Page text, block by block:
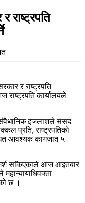
राष्ट्रपति
र राष्ट्रपति
राष्ट्रपति कार्यालयले
संवैधानिक इजलाशले संसद
प्रति, राष्ट्रपतिको
आवश्यक कागजात ५
सकिएकाले आज आइतबार
छ ।